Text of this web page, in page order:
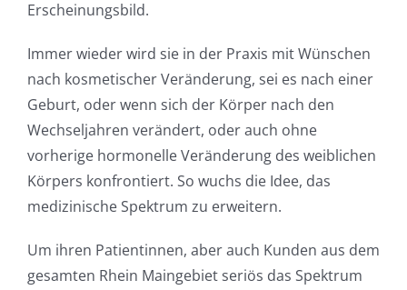
Erscheinungsbild.
Immer wieder wird sie in der Praxis mit Wünschen
nach kosmetischer Veränderung, sei es nach einer
Geburt, oder wenn sich der Körper nach den
Wechseljahren verändert, oder auch ohne
vorherige hormonelle Veränderung des weiblichen
Körpers konfrontiert. So wuchs die Idee, das
medizinische Spektrum zu erweitern.
Um ihren Patientinnen, aber auch Kunden aus dem
gesamten Rhein Maingebiet seriös das Spektrum